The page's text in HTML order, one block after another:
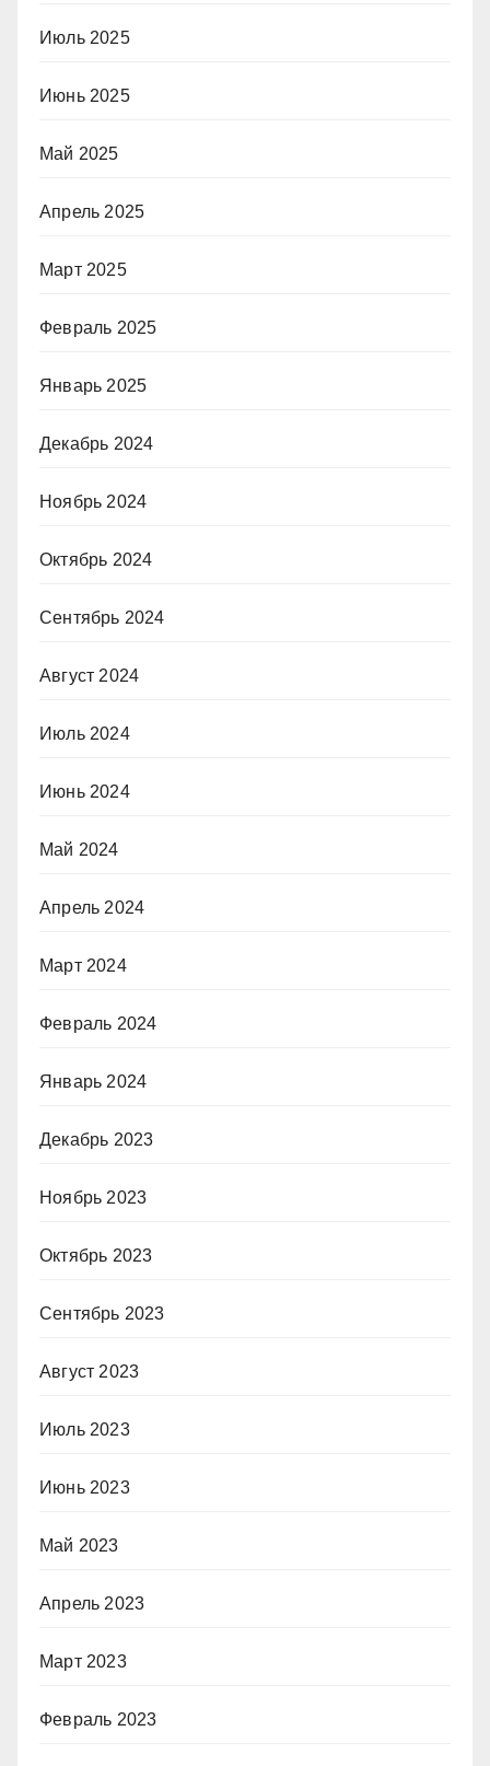
Июль 2025
Июнь 2025
Май 2025
Апрель 2025
Март 2025
Февраль 2025
Январь 2025
Декабрь 2024
Ноябрь 2024
Октябрь 2024
Сентябрь 2024
Август 2024
Июль 2024
Июнь 2024
Май 2024
Апрель 2024
Март 2024
Февраль 2024
Январь 2024
Декабрь 2023
Ноябрь 2023
Октябрь 2023
Сентябрь 2023
Август 2023
Июль 2023
Июнь 2023
Май 2023
Апрель 2023
Март 2023
Февраль 2023